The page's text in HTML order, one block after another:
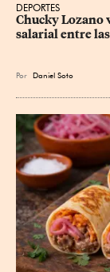
DEPORTES
Chucky Lozano
salarial entre
Por Daniel Soto